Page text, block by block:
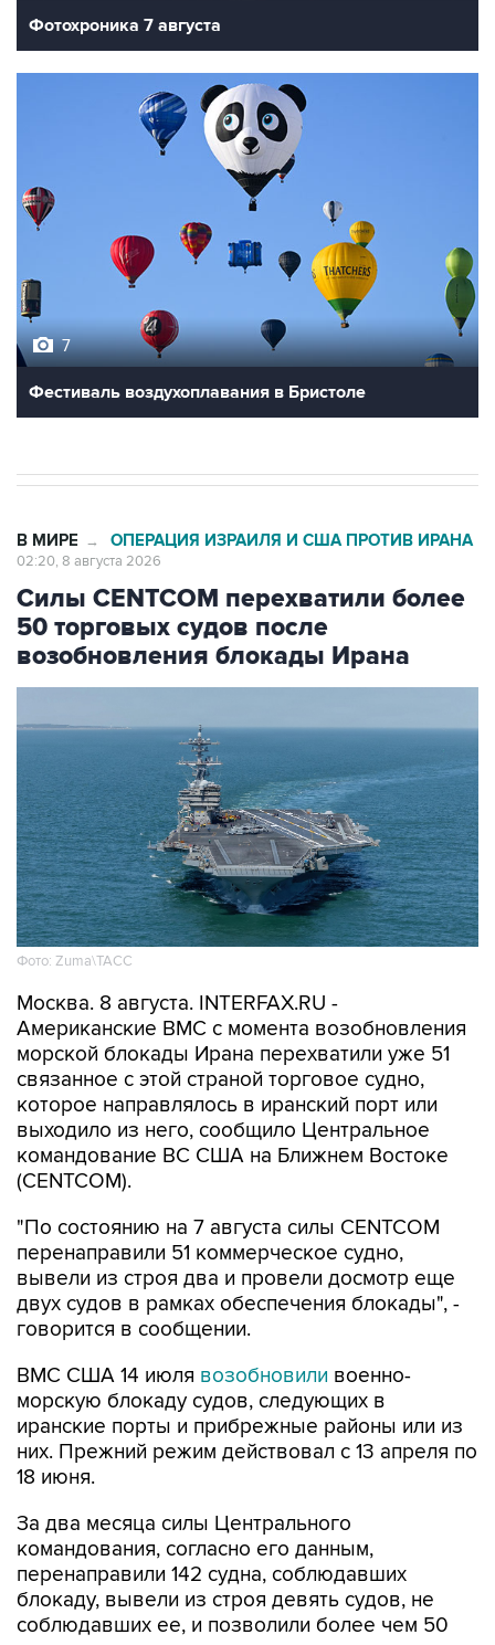
Фотохроника 7 августа
7
Фестиваль воздухоплавания в Бристоле
В МИРЕ → ОПЕРАЦИЯ ИЗРАИЛЯ И США ПРОТИВ ИРАНА
02:20, 8 августа 2026
Силы CENTCOM перехватили более
50 торговых судов после
возобновления блокады Ирана
Фото: Zuma\ТАСС
Москва. 8 августа. INTERFAX.RU -
Американские ВМС с момента возобновления
морской блокады Ирана перехватили уже 51
связанное с этой страной торговое судно,
которое направлялось в иранский порт или
выходило из него, сообщило Центральное
командование ВС США на Ближнем Востоке
(CENTCOM).
"По состоянию на 7 августа силы CENTCOM
перенаправили 51 коммерческое судно,
вывели из строя два и провели досмотр еще
двух судов в рамках обеспечения блокады", -
говорится в сообщении.
ВМС США 14 июля возобновили военно-
морскую блокаду судов, следующих в
иранские порты и прибрежные районы или из
них. Прежний режим действовал с 13 апреля по
18 июня.
За два месяца силы Центрального
командования, согласно его данным,
перенаправили 142 судна, соблюдавших
блокаду, вывели из строя девять судов, не
соблюдавших ее, и позволили более чем 50